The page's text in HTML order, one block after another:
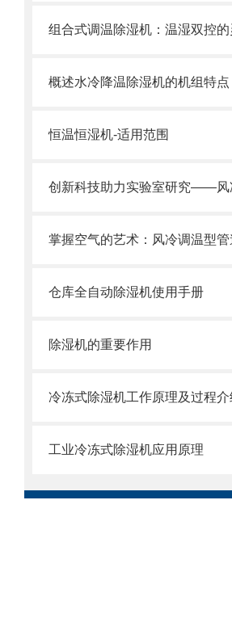
概述水冷降温除湿机的机组特点
恒温恒湿机-适用范围
仓库全自动除湿机使用手册
除湿机的重要作用
工业冷冻式除湿机应用原理